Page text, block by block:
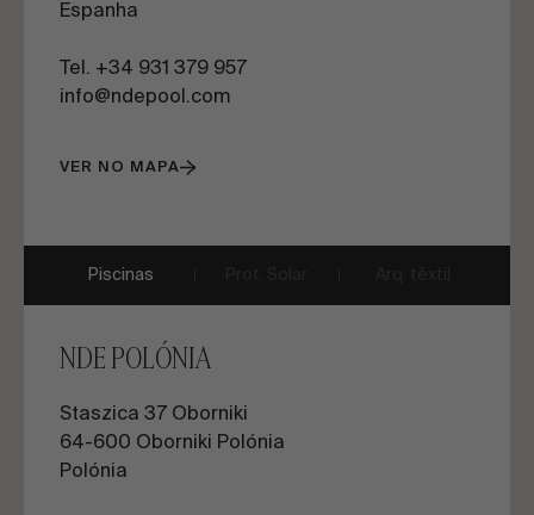
Espanha
Tel. +34 931 379 957
info@ndepool.com
VER NO MAPA
Piscinas
NDE POLÓNIA
Staszica 37 Oborniki
64-600 Oborniki Polónia
Polónia